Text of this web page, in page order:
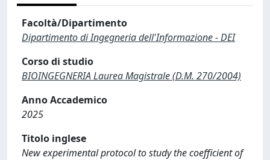
Facoltà/Dipartimento
Dipartimento di Ingegneria dell'Informazione - DEI
Corso di studio
BIOINGEGNERIA Laurea Magistrale (D.M. 270/2004)
Anno Accademico
2025
Titolo inglese
New experimental protocol to study the coefficient of